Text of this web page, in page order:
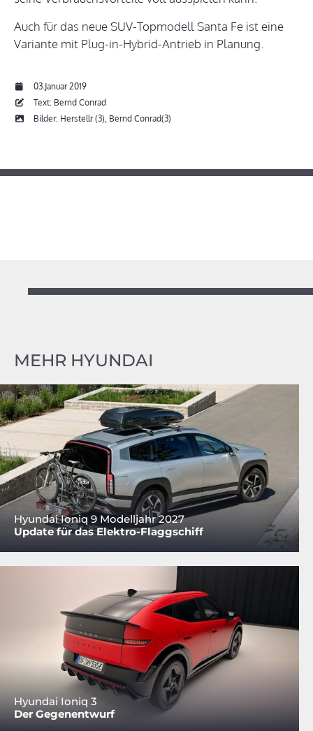
Auch für das neue SUV-Topmodell Santa Fe ist eine
Variante mit Plug-in-Hybrid-Antrieb in Planung.
03.Januar 2019
Text: Bernd Conrad
Bilder: Herstellr (3), Bernd Conrad(3)
MEHR HYUNDAI
Hyundai Ioniq 9 Modelljahr 2027
Update für das Elektro-Flaggschiff
Hyundai Ioniq 3
Der Gegenentwurf